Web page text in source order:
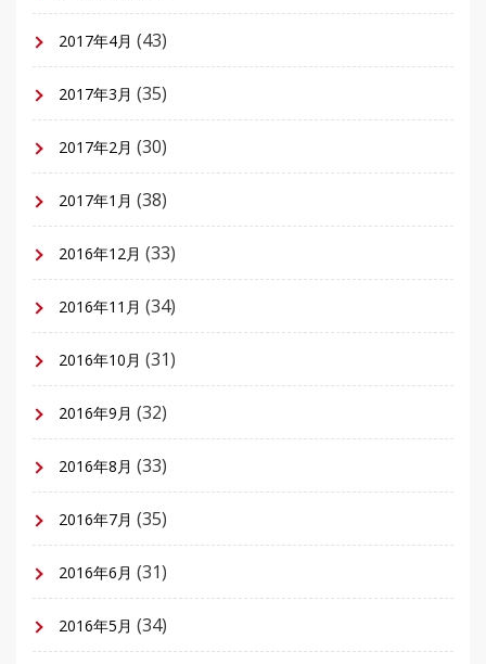
2017年4月 (43)
2017年3月 (35)
2017年2月 (30)
2017年1月 (38)
2016年12月 (33)
2016年11月 (34)
2016年10月 (31)
2016年9月 (32)
2016年8月 (33)
2016年7月 (35)
2016年6月 (31)
2016年5月 (34)